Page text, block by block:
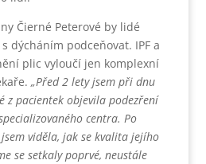
Čierné Peterové by lidé
dýcháním podceňovat. IPF a
plic vyloučí jen komplexní
„Před 2 lety jsem při dnu
z pacientek objevila podezření
centra. Po
viděla, jak se kvalita jejího
se setkaly poprvé, neustále